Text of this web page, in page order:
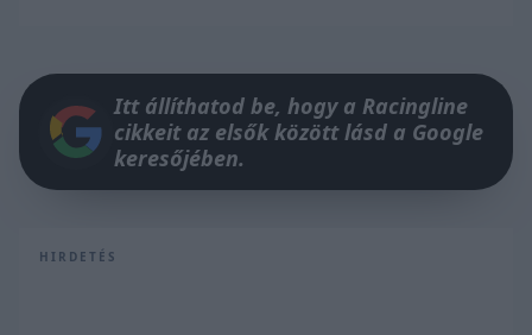
Itt állíthatod be, hogy a Racingline
cikkeit az elsők között lásd a Google
keresőjében.
HIRDETÉS